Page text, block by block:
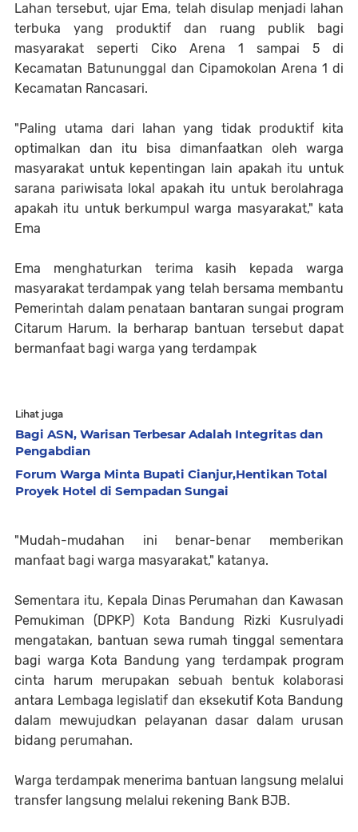
Lahan tersebut, ujar Ema, telah disulap menjadi lahan
terbuka yang produktif dan ruang publik bagi
masyarakat seperti Ciko Arena 1 sampai 5 di
Kecamatan Batununggal dan Cipamokolan Arena 1 di
Kecamatan Rancasari.
"Paling utama dari lahan yang tidak produktif kita
optimalkan dan itu bisa dimanfaatkan oleh warga
masyarakat untuk kepentingan lain apakah itu untuk
sarana pariwisata lokal apakah itu untuk berolahraga
apakah itu untuk berkumpul warga masyarakat," kata
Ema
Ema menghaturkan terima kasih kepada warga
masyarakat terdampak yang telah bersama membantu
Pemerintah dalam penataan bantaran sungai program
Citarum Harum. Ia berharap bantuan tersebut dapat
bermanfaat bagi warga yang terdampak
Lihat juga
Bagi ASN, Warisan Terbesar Adalah Integritas dan
Pengabdian
Forum Warga Minta Bupati Cianjur,Hentikan Total
Proyek Hotel di Sempadan Sungai
"Mudah-mudahan ini benar-benar memberikan
manfaat bagi warga masyarakat," katanya.
Sementara itu, Kepala Dinas Perumahan dan Kawasan
Pemukiman (DPKP) Kota Bandung Rizki Kusrulyadi
mengatakan, bantuan sewa rumah tinggal sementara
bagi warga Kota Bandung yang terdampak program
cinta harum merupakan sebuah bentuk kolaborasi
antara Lembaga legislatif dan eksekutif Kota Bandung
dalam mewujudkan pelayanan dasar dalam urusan
bidang perumahan.
Warga terdampak menerima bantuan langsung melalui
transfer langsung melalui rekening Bank BJB.